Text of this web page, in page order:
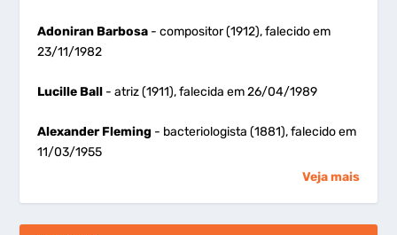
Adoniran Barbosa - compositor (1912), falecido em
23/11/1982
Lucille Ball - atriz (1911), falecida em 26/04/1989
Alexander Fleming - bacteriologista (1881), falecido em
11/03/1955
Veja mais